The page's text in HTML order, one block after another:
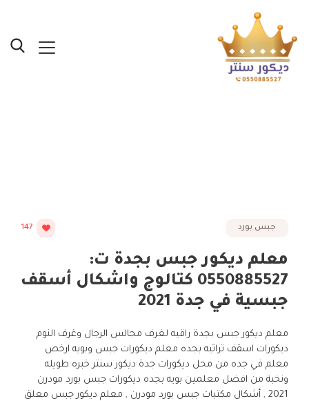
جبس بورد 147
معلم ديكور جبس بجدة ت:
0550885527 كتالوج واشكال أسقف
جبسية في جدة 2021
معلم ديكور جبس بجدة راقيه لغرف مجالس الرجال وغرف النوم
ديكورات اسقف تراثيه بجده معلم ديكورات جبس وبويه ارخص
معلم في جده من محل ديكورات جدة ديكور سنتر خبره طويله
ونخبة من افضل معلمين بويه بجده ديكورات جبس بورد مودرن
2021 , أشكال مكتبات جبس بورد مودرن , معلم ديكور جبس معلق